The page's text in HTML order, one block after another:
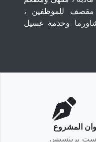
للموظفين ،
وخدمة غسيل
المشروع
برينسيس